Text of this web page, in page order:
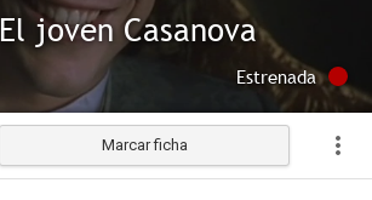
El joven Casanova
Estrenada
Marcar ficha